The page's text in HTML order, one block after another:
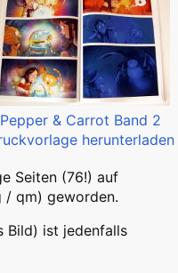
Pepper & Carrot Band 2
herunterladen
Seiten (76!) auf
/ qm) geworden.
Bild) ist jedenfalls